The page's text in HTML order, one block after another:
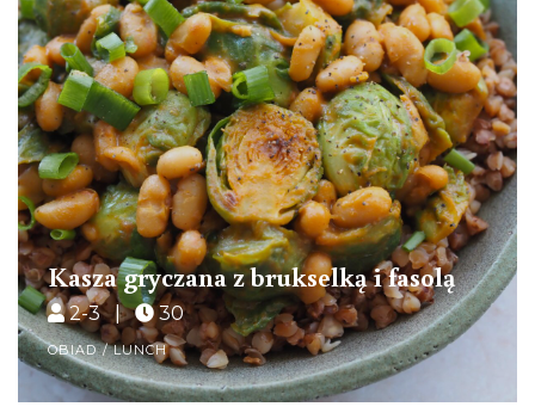
Kasza gryczana z brukselką i fasolą
2-3 | 30
OBIAD / LUNCH